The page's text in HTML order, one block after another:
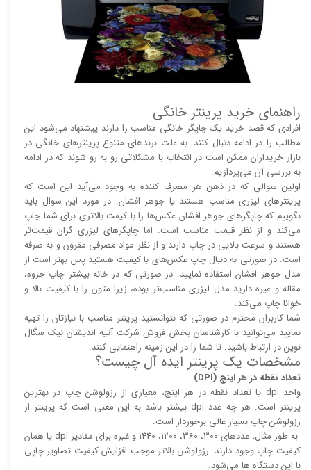
راهنمای خرید پرینتر خانگی
افرادی که قصد خرید یک چاپگر خانگی مناسب را دارند پیشنهاد می‌شود این
مطالب را در ادامه دنبال کنند. به علت برند‌های متنوع پرینتر‌های خانگی در
بازار خریداران ممکن است در انتخاب با مشکلاتی رو به رو شوند که در ادامه
به بررسی آن می‌پردازیم.
اولین سوالی که در ذهن هر مصرف کننده به وجود می‌آید این است که
پرینتر‌های لیزری مناسب هستند یا جوهر افشان. در مورد این سوال باید
بگوییم که چاپگر‌های جوهر افشان عکس‌ها را با کیفت بالا‌‌‌تری برای شما چاپ
می‌کند و از نظر قیمت مناسب است. اما چاپگر‌های لیزری گران قیمت‌تر
هستند و سرعت بالایی در چاپ دارند و از نظر مواد مصرفی مقرون و به صرفه
است. در صورتی به دنبال چاپ عکس‌های با کیفیت هستید پس بهتر است از
مدل جوهر افشان استفاده نمایید. در صورتی که در خانه بیشتر چاپ جزوه،
مقاله و غیره دارید مدل لیزری مناسب‌تر بوده، زیرا متون را با کیفیت بالا و
خوانا چاپ می‌کند.
شما کاربران محترم در صورتی که نتوانستید پرینتر مناسب با نیازتان را تهیه
نمایید می‌توانید با کارشناسان بخش فروش شرکت آتیه اندیشان نیک سگال
نوین در ارتباط باشید. تا شما را در این زمینه راهنمایی کنند.
مشخصات یک پرینتر ایده آل چیست؟
تعداد نقطه در هر اینچ (DPI)
واحد dpi یا تعداد نقطه در هر اینچ، معیاری از رزولوشن چاپ در بهترین
پرینتر است. هر چه عدد dpi بیشتر باشد به این معنی است که پرینتر از
رزولوشن چاپ بسیار عالی برخوردار است.
به طور مثال، عدد‌های 300، 360، 1200، 1440 و غیره برای مقادیر dpi یا همان
کیفیت چاپ وجود دارند. رزولوشن بالا‌‌تر موجب افزایش کیفیت تصاویر چاپی
با این دستگاه ها می‌شود.